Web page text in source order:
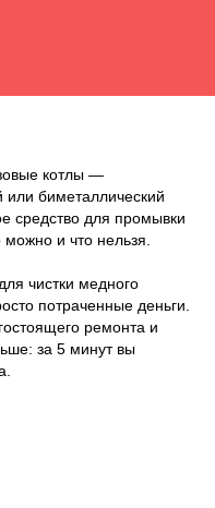
котлы —
биметаллический
средство для промывки
и что нельзя.
чистки медного
потраченные деньги.
ремонта и
за 5 минут вы